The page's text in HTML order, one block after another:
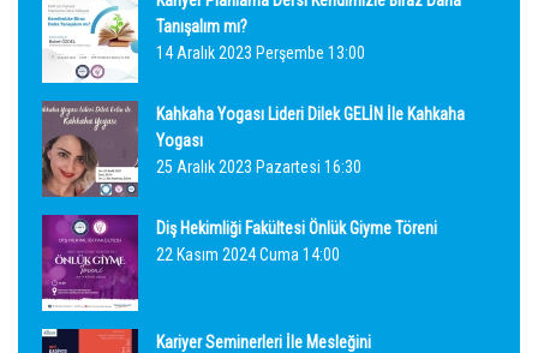
Tanışalım mı?
14 Aralık 2023 Perşembe 13:00
Kahkaha Yogası Lideri Dilek GELİN İle Kahkaha
Yogası
25 Aralık 2023 Pazartesi 16:30
Diş Hekimliği Fakültesi Önlük Giyme Töreni
22 Kasım 2024 Cuma 14:00
Kariyer Seminerleri İle Mesleğini